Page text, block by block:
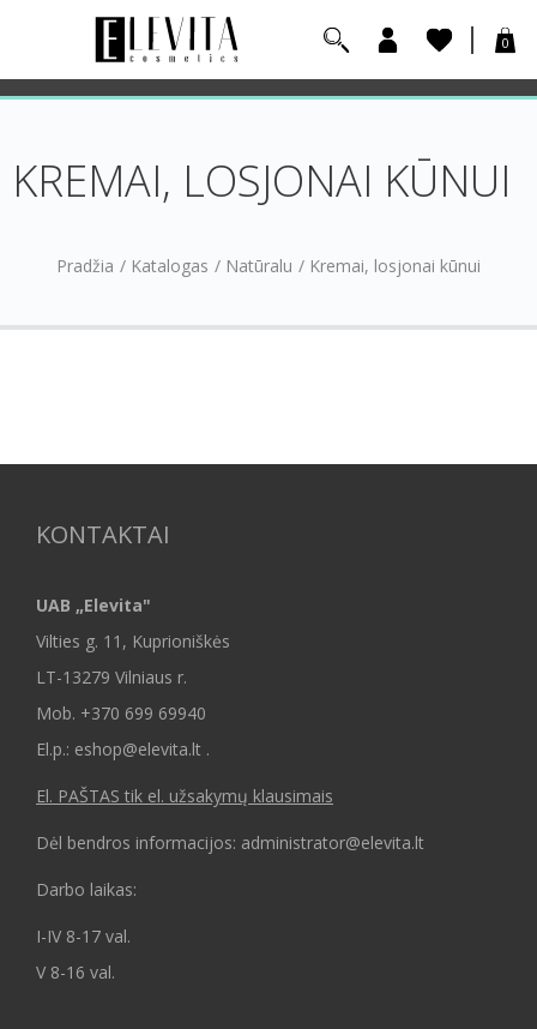
0
KREMAI, LOSJONAI KŪNUI
Pradžia / Katalogas / Natūralu / Kremai, losjonai kūnui
KONTAKTAI
UAB „Elevita"
Vilties g. 11, Kuprioniškės
LT-13279 Vilniaus r.
Mob. +370 699 69940
El.p.: eshop@elevita.lt .
El. PAŠTAS tik el. užsakymų klausimais
Dėl bendros informacijos: administrator@elevita.lt
Darbo laikas:
I-IV 8-17 val.
V 8-16 val.